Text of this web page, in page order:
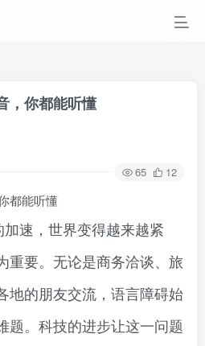
，你都能听懂
65 12
都能听懂
速，世界变得越来越紧
重要。无论是商务洽谈、旅
地的朋友交流，语言障碍始
题。科技的进步让这一问题